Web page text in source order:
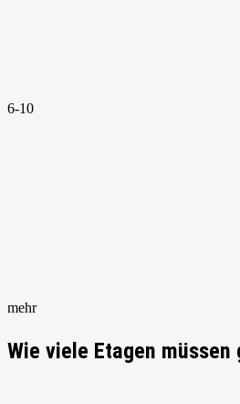
6-10
mehr
Wie viele Etagen